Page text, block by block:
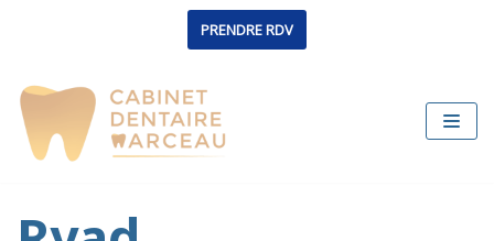
contenu
PRENDRE RDV